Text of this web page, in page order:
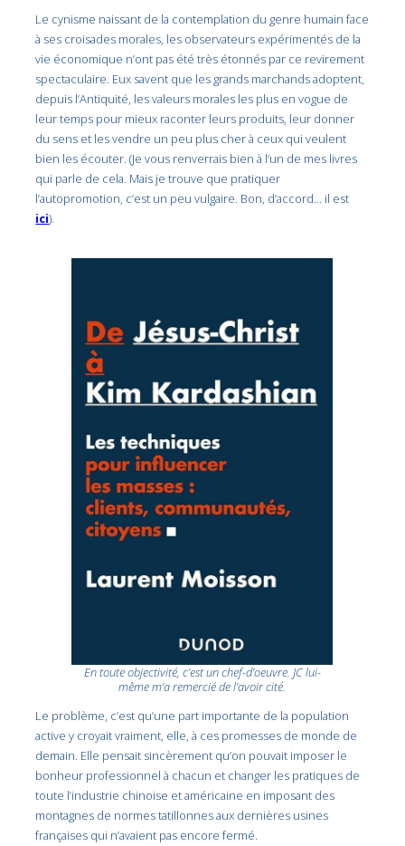
Le cynisme naissant de la contemplation du genre humain face
à ses croisades morales, les observateurs expérimentés de la
vie économique n’ont pas été très étonnés par ce revirement
spectaculaire. Eux savent que les grands marchands adoptent,
depuis l’Antiquité, les valeurs morales les plus en vogue de
leur temps pour mieux raconter leurs produits, leur donner
du sens et les vendre un peu plus cher à ceux qui veulent
bien les écouter. (Je vous renverrais bien à l’un de mes livres
qui parle de cela. Mais je trouve que pratiquer
l’autopromotion, c’est un peu vulgaire. Bon, d’accord… il est
ici).
En toute objectivité, c’est un chef-d’oeuvre. JC lui-
même m’a remercié de l’avoir cité.
Le problème, c’est qu’une part importante de la population
active y croyait vraiment, elle, à ces promesses de monde de
demain. Elle pensait sincèrement qu’on pouvait imposer le
bonheur professionnel à chacun et changer les pratiques de
toute l’industrie chinoise et américaine en imposant des
montagnes de normes tatillonnes aux dernières usines
françaises qui n’avaient pas encore fermé.